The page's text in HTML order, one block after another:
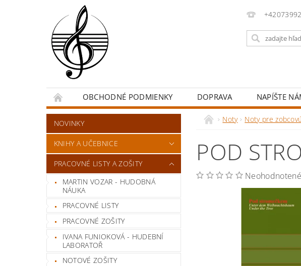
OBCHODNÉ PODMIENKY DOPRAVA NAPÍŠTE
NOVINKY
KNIHY A UČEBNICE
PRACOVNÉ LISTY A ZOŠITY
MARTIN VOZAR - HUDOBNÁ
NÁUKA
PRACOVNÉ LISTY
PRACOVNÉ ZOŠITY
IVANA FUNIOKOVÁ - HUDEBNÍ
LABORATOŘ
NOTOVÉ ZOŠITY
Noty Noty pre
POD
Neohodnotené